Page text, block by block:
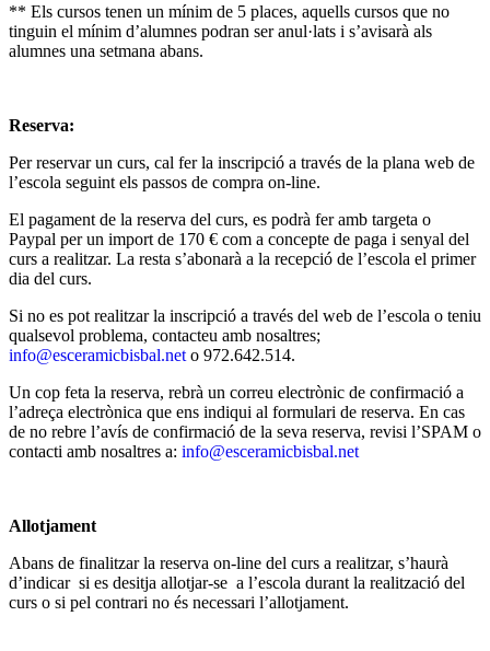
** Els cursos tenen un mínim de 5 places, aquells cursos que no
tinguin el mínim d’alumnes podran ser anul·lats i s’avisarà als
alumnes una setmana abans.
Reserva:
Per reservar un curs, cal fer la inscripció a través de la plana web de
l’escola seguint els passos de compra on-line.
El pagament de la reserva del curs, es podrà fer amb targeta o
Paypal per un import de 170 € com a concepte de paga i senyal del
curs a realitzar. La resta s’abonarà a la recepció de l’escola el primer
dia del curs.
Si no es pot realitzar la inscripció a través del web de l’escola o teniu
qualsevol problema, contacteu amb nosaltres;
info@esceramicbisbal.net o 972.642.514.
Un cop feta la reserva, rebrà un correu electrònic de confirmació a
l’adreça electrònica que ens indiqui al formulari de reserva. En cas
de no rebre l’avís de confirmació de la seva reserva, revisi l’SPAM o
contacti amb nosaltres a: info@esceramicbisbal.net
Allotjament
Abans de finalitzar la reserva on-line del curs a realitzar, s’haurà
d’indicar si es desitja allotjar-se a l’escola durant la realització del
curs o si pel contrari no és necessari l’allotjament.